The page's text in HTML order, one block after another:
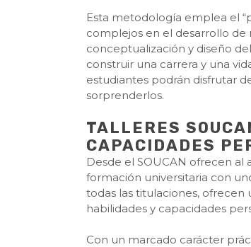
Esta metodología emplea el
complejos en el desarrollo de
conceptualización y diseño
construir una carrera y una
estudiantes podrán disfrutar
sorprenderlos.
TALLERES
CAPACIDADES
Desde el SOUCAN ofrecen
formación universitaria con
todas las titulaciones,
habilidades y capacidades
Con un marcado carácter